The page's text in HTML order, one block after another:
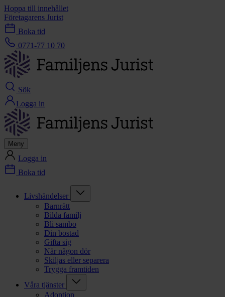
Hoppa till innehållet
Företagarens Jurist
Boka tid
0771-77 10 70
Sök
Logga in
Meny
Logga in
Boka tid
Livshändelser
Barnrätt
Bilda familj
Bli sambo
Din bostad
Gifta sig
När någon dör
Skiljas eller separera
Trygga framtiden
Våra tjänster
Adoption